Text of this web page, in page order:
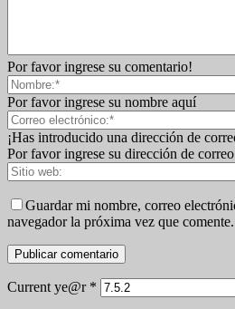
Por favor ingrese su comentario!
Por favor ingrese su nombre aquí
¡Has introducido una dirección de
Por favor ingrese su dirección de
Guardar mi nombre, correo
navegador la próxima vez que comente.
Current ye@r *